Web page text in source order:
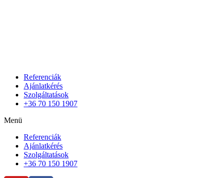
Referenciák
Ajánlatkérés
Szolgáltatások
+36 70 150 1907
Menü
Referenciák
Ajánlatkérés
Szolgáltatások
+36 70 150 1907